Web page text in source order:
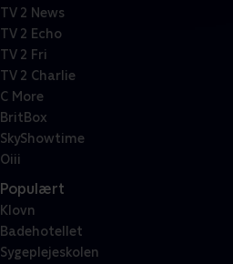
TV 2 News
TV 2 Echo
TV 2 Fri
TV 2 Charlie
C More
BritBox
SkyShowtime
Oiii
Populært
Klovn
Badehotellet
Sygeplejeskolen